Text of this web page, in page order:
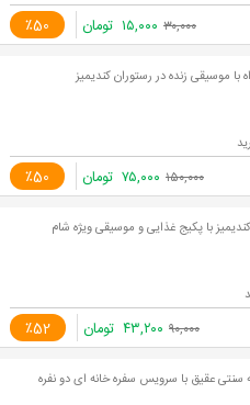
٪50 ۳۰,۰۰۰ ۱۵,۰۰۰ تومان
با موسیقی زنده در رستوران کندیمیز
٪50 ۱۵۰,۰۰۰ ۷۵,۰۰۰ تومان
با پکیج غذایی و موسیقی ویژه شام
٪52 ۹۰,۰۰۰ ۴۳,۲۰۰ تومان
سنتی عقیق با سرویس سفره خانه ای دو نفره